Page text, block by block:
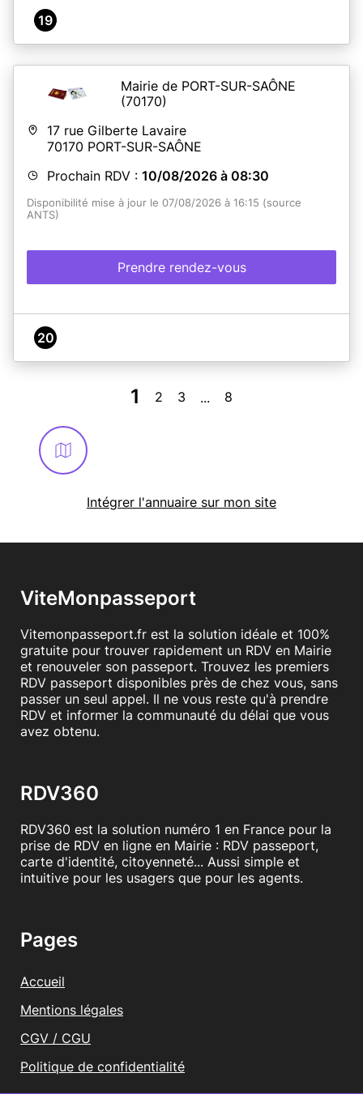
19
Mairie de PORT-SUR-SAÔNE
(70170)
17 rue Gilberte Lavaire
70170 PORT-SUR-SAÔNE
Prochain RDV : 10/08/2026 à 08:30
Disponibilité mise à jour le 07/08/2026 à 16:15 (source
ANTS)
Prendre rendez-vous
20
1 2 3 ... 8
Intégrer l'annuaire sur mon site
ViteMonpasseport
Vitemonpasseport.fr est la solution idéale et 100%
gratuite pour trouver rapidement un RDV en Mairie
et renouveler son passeport. Trouvez les premiers
RDV passeport disponibles près de chez vous, sans
passer un seul appel. Il ne vous reste qu'à prendre
RDV et informer la communauté du délai que vous
avez obtenu.
RDV360
RDV360 est la solution numéro 1 en France pour la
prise de RDV en ligne en Mairie : RDV passeport,
carte d'identité, citoyenneté... Aussi simple et
intuitive pour les usagers que pour les agents.
Pages
Accueil
Mentions légales
CGV / CGU
Politique de confidentialité